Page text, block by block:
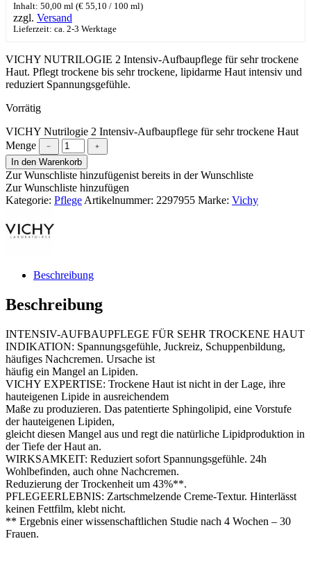
Inhalt: 50,00 ml (€ 55,10 / 100 ml)
zzgl. Versand
Lieferzeit: ca. 2-3 Werktage
VICHY NUTRILOGIE 2 Intensiv-Aufbaupflege für sehr trockene
Haut. Pflegt trockene bis sehr trockene, lipidarme Haut intensiv und
reduziert Spannungsgefühle.
Vorrätig
VICHY Nutrilogie 2 Intensiv-Aufbaupflege für sehr trockene Haut
Menge
﹣
﹢
In den Warenkorb
Zur Wunschliste hinzufügenist bereits in der Wunschliste
Zur Wunschliste hinzufügen
Kategorie: Pflege Artikelnummer: 2297955 Marke: Vichy
Beschreibung
Beschreibung
INTENSIV-AUFBAUPFLEGE FÜR SEHR TROCKENE HAUT
INDIKATION: Spannungsgefühle, Juckreiz, Schuppenbildung,
häufiges Nachcremen. Ursache ist
häufig ein Mangel an Lipiden.
VICHY EXPERTISE: Trockene Haut ist nicht in der Lage, ihre
hauteigenen Lipide in ausreichendem
Maße zu produzieren. Das patentierte Sphingolipid, eine Vorstufe
der hauteigenen Lipiden,
gleicht diesen Mangel aus und regt die natürliche Lipidproduktion in
der Tiefe der Haut an.
WIRKSAMKEIT: Reduziert sofort Spannungsgefühle. 24h
Wohlbefinden, auch ohne Nachcremen.
Reduzierung der Trockenheit um 43%**.
PFLEGEERLEBNIS: Zartschmelzende Creme-Textur. Hinterlässt
keinen Fettfilm, klebt nicht.
** Ergebnis einer wissenschaftlichen Studie nach 4 Wochen – 30
Frauen.